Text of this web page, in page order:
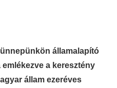
államalapító
a keresztény
állam ezeréves